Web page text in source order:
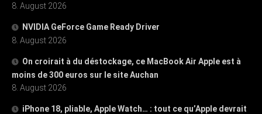
8. August 2026
NVIDIA GeForce Game Ready Driver
8. August 2026
On croirait à du déstockage, ce MacBook Air Apple est à
moins de 300 euros sur le site Auchan
8. August 2026
iPhone 18, pliable, Apple Watch… : tout ce qu’Apple devrait